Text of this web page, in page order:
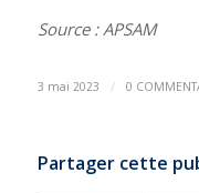
Source : APSAM
3 mai 2023 / 0
Partager cette